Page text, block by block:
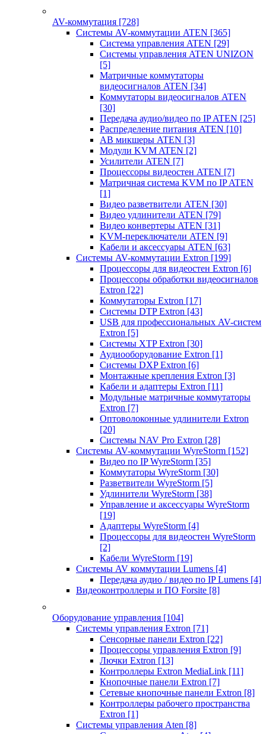
AV-коммутация [728]
Системы AV-коммутации ATEN [365]
Система управления ATEN [29]
Системы управления ATEN UNIZON
[5]
Матричные коммутаторы
видеосигналов ATEN [34]
Коммутаторы видеосигналов ATEN
[30]
Передача аудио/видео по IP ATEN [25]
Распределение питания ATEN [10]
АВ микшеры ATEN [3]
Модули KVM ATEN [2]
Усилители ATEN [7]
Процессоры видеостен ATEN [7]
Матричная система KVM по IP ATEN
[1]
Видео разветвители ATEN [30]
Видео удлинители ATEN [79]
Видео конвертеры ATEN [31]
KVM-переключатели ATEN [9]
Кабели и аксессуары ATEN [63]
Системы AV-коммутации Extron [199]
Процессоры для видеостен Extron [6]
Процессоры обработки видеосигналов
Extron [22]
Коммутаторы Extron [17]
Системы DTP Extron [43]
USB для профессиональных AV-систем
Extron [5]
Системы XTP Extron [30]
Аудиооборудование Extron [1]
Системы DXP Extron [6]
Монтажные крепления Extron [3]
Кабели и адаптеры Extron [11]
Модульные матричные коммутаторы
Extron [7]
Оптоволоконные удлинители Extron
[20]
Системы NAV Pro Extron [28]
Системы AV-коммутации WyreStorm [152]
Видео по IP WyreStorm [35]
Коммутаторы WyreStorm [30]
Разветвители WyreStorm [5]
Удлинители WyreStorm [38]
Управление и аксессуары WyreStorm
[19]
Адаптеры WyreStorm [4]
Процессоры для видеостен WyreStorm
[2]
Кабели WyreStorm [19]
Системы AV коммутации Lumens [4]
Передача аудио / видео по IP Lumens [4]
Видеоконтроллеры и ПО Forsite [8]
Оборудование управления [104]
Системы управления Extron [71]
Сенсорные панели Extron [22]
Процессоры управления Extron [9]
Лючки Extron [13]
Контроллеры Extron MediaLink [11]
Кнопочные панели Extron [7]
Сетевые кнопочные панели Extron [8]
Контроллеры рабочего пространства
Extron [1]
Системы управления Aten [8]